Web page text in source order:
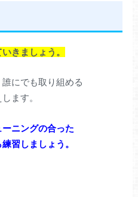
きましょう。
にでも取り組める
ます。
ニングの合った
習しましょう。